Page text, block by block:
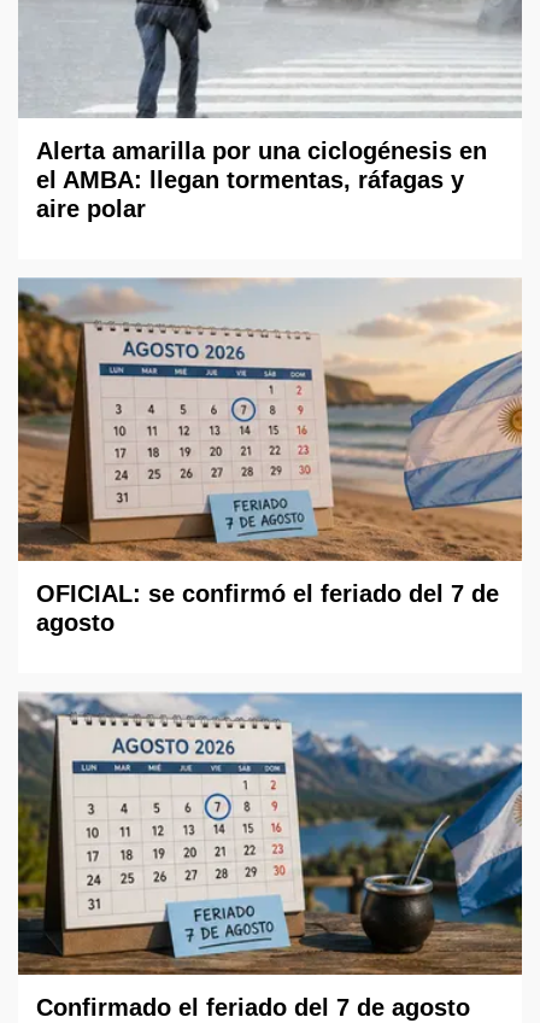
Alerta amarilla por una ciclogénesis en
el AMBA: llegan tormentas, ráfagas y
aire polar
OFICIAL: se confirmó el feriado del 7 de
agosto
Confirmado el feriado del 7 de agosto